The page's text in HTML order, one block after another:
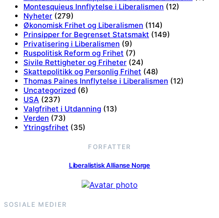
Montesquieus Innflytelse i Liberalismen (12)
Nyheter (279)
Økonomisk Frihet og Liberalismen (114)
Prinsipper for Begrenset Statsmakt (149)
Privatisering i Liberalismen (9)
Ruspolitisk Reform og Frihet (7)
Sivile Rettigheter og Friheter (24)
Skattepolitikk og Personlig Frihet (48)
Thomas Paines Innflytelse i Liberalismen (12)
Uncategorized (6)
USA (237)
Valgfrihet i Utdanning (13)
Verden (73)
Ytringsfrihet (35)
FORFATTER
Liberalistisk Allianse Norge
SOSIALE MEDIER